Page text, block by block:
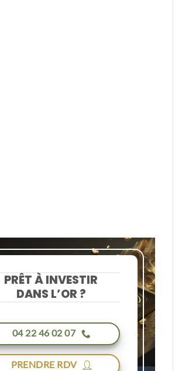
PRÊT À INVESTIR
DANS L’OR ?
04 22 46 02 07
PRENDRE RDV